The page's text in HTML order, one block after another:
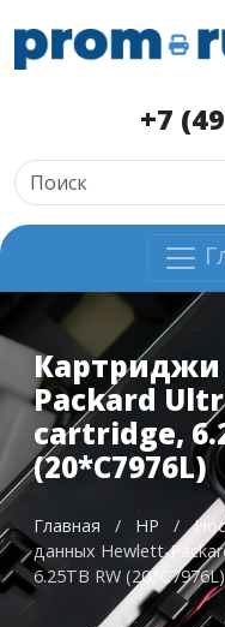
+7
Packard
cartridge,
(20*C7976L)
Главная / HP /
данных Hewlett-
6.25TB RW (20*C7976L)